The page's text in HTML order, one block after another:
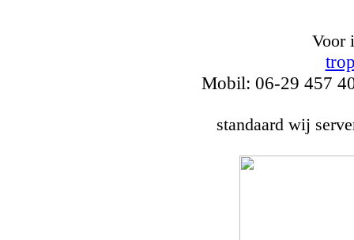
Voor
Mobil: 06-29 457
standaard wij